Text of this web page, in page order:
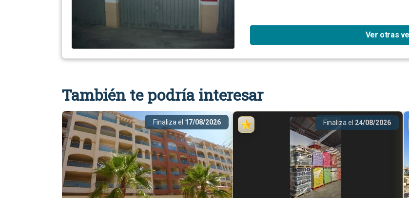
Ver otras
También te podría interesar
Finaliza el 17/08/2026 Finaliza el 24/08/2026